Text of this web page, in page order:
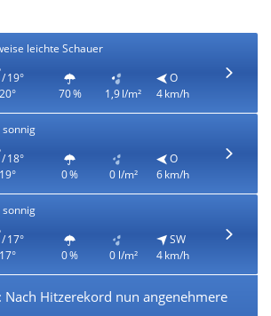
leichte Schauer
/ 19°
70 % 1,9 l/m²
O
4 km/h
sonnig
/ 18°
0 % 0 l/m²
O
6 km/h
sonnig
/ 17°
0 % 0 l/m²
SW
4 km/h
Hitzerekord nun angenehmere